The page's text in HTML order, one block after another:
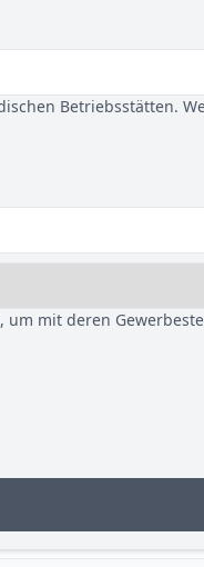
Betriebsstätten.
mit deren